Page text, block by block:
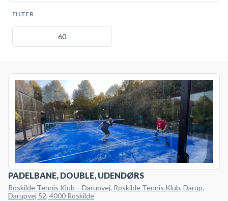
FILTER
60
PADELBANE, DOUBLE, UDENDØRS
Roskilde Tennis Klub – Darupvej, Roskilde Tennis Klub, Darup,
Darupvej 52, 4000 Roskilde